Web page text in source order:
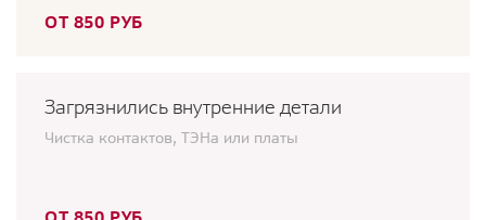
ОТ 850 РУБ
Загрязнились внутренние детали
Чистка контактов, ТЭНа или платы